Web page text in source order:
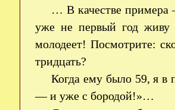
… В качестве примера
уже не первый год живу
молодеет! Посмотрите:
тридцать?
Когда ему было 59, я в
— и уже с бородой!»…